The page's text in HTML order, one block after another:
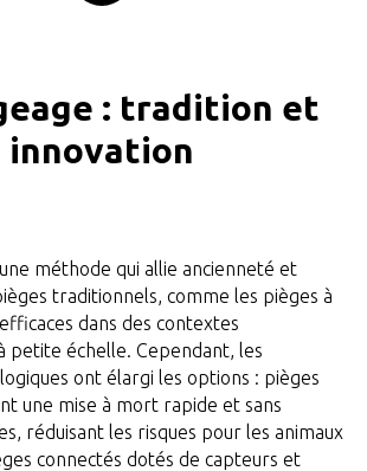
: tradition et
innovation
méthode qui allie ancienneté et
traditionnels, comme les pièges à
dans des contextes
petite échelle. Cependant, les
ont élargi les options : pièges
une mise à mort rapide et sans
réduisant les risques pour les animaux
connectés dotés de capteurs et